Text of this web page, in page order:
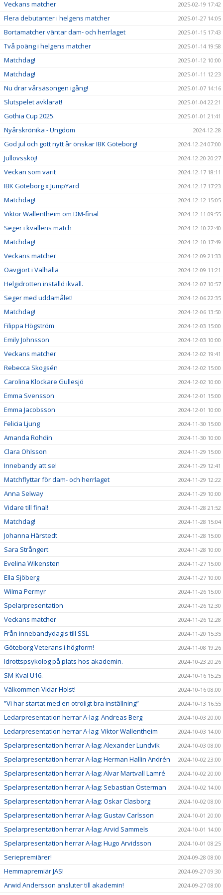
Veckans matcher 2025-02-19 17:42
Flera debutanter i helgens matcher 2025-01-27 14:05
Bortamatcher väntar dam- och herrlaget 2025-01-15 17:43
Två poäng i helgens matcher 2025-01-14 19:58
Matchdag! 2025-01-12 10:00
Matchdag! 2025-01-11 12:23
Nu drar vårsäsongen igång! 2025-01-07 14:16
Slutspelet avklarat! 2025-01-04 22:21
Gothia Cup 2025. 2025-01-01 21:41
Nyårskrönika - Ungdom 2024-12-28
God jul och gott nytt år önskar IBK Göteborg! 2024-12-24 07:00
Jullovssköj! 2024-12-20 20:27
Veckan som varit 2024-12-17 18:11
IBK Göteborg x JumpYard 2024-12-17 17:23
Matchdag! 2024-12-12 15:05
Viktor Wallentheim om DM-final 2024-12-11 09:55
Seger i kvällens match 2024-12-10 22:40
Matchdag! 2024-12-10 17:49
Veckans matcher 2024-12-09 21:33
Oavgjort i Valhalla 2024-12-09 11:21
Helgidrotten inställd ikväll. 2024-12-07 10:57
Seger med uddamålet! 2024-12-06 22:35
Matchdag! 2024-12-06 13:50
Filippa Högström 2024-12-03 15:00
Emily Johnsson 2024-12-03 10:00
Veckans matcher 2024-12-02 19:41
Rebecca Skogsén 2024-12-02 15:00
Carolina Klockare Gullesjö 2024-12-02 10:00
Emma Svensson 2024-12-01 15:00
Emma Jacobsson 2024-12-01 10:00
Felicia Ljung 2024-11-30 15:00
Amanda Rohdin 2024-11-30 10:00
Clara Ohlsson 2024-11-29 15:00
Innebandy att se! 2024-11-29 12:41
Matchflyttar för dam- och herrlaget 2024-11-29 12:22
Anna Selway 2024-11-29 10:00
Vidare till final! 2024-11-28 21:52
Matchdag! 2024-11-28 15:04
Johanna Härstedt 2024-11-28 15:00
Sara Strångert 2024-11-28 10:00
Evelina Wikensten 2024-11-27 15:00
Ella Sjöberg 2024-11-27 10:00
Wilma Permyr 2024-11-26 15:00
Spelarpresentation 2024-11-26 12:30
Veckans matcher 2024-11-26 12:28
Från innebandydagis till SSL 2024-11-20 15:35
Göteborg Veterans i högform! 2024-11-08 19:26
Idrottspsykolog på plats hos akademin. 2024-10-23 20:26
SM-Kval U16. 2024-10-16 15:25
Välkommen Vidar Holst! 2024-10-16 08:00
”Vi har startat med en otroligt bra inställning” 2024-10-13 16:55
Ledarpresentation herrar A-lag: Andreas Berg 2024-10-03 20:00
Ledarpresentation herrar A-lag: Viktor Wallentheim 2024-10-03 14:00
Spelarpresentation herrar A-lag: Alexander Lundvik 2024-10-03 08:00
Spelarpresentation herrar A-lag: Herman Hallin Andrén 2024-10-02 23:00
Spelarpresentation herrar A-lag: Alvar Martvall Lamré 2024-10-02 20:00
Spelarpresentation herrar A-lag: Sebastian Österman 2024-10-02 14:00
Spelarpresentation herrar A-lag: Oskar Clasborg 2024-10-02 08:00
Spelarpresentation herrar A-lag: Gustav Carlsson 2024-10-01 20:00
Spelarpresentation herrar A-lag: Arvid Sammels 2024-10-01 14:00
Spelarpresentation herrar A-lag: Hugo Arvidsson 2024-10-01 08:25
Seriepremiärer! 2024-09-28 08:00
Hemmapremiär JAS! 2024-09-27 09:30
Arwid Andersson ansluter till akademin! 2024-09-27 08:00